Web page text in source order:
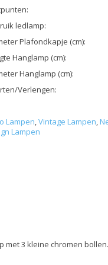
ledlamp:
Plafondkapje (cm):
Hanglamp (cm):
Hanglamp (cm):
Verlengen:
Lampen,Vintage Lampen,
Lampen
met 3 kleine chromen